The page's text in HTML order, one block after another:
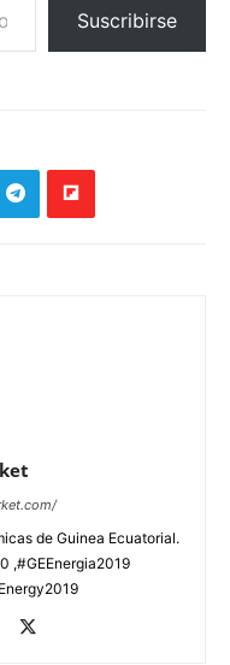
Suscribirse
de Guinea Ecuatorial.
,#GEEnergia2019